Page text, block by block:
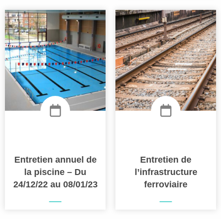
Entretien annuel de
la piscine – Du
24/12/22 au 08/01/23
Entretien de
l’infrastructure
ferroviaire